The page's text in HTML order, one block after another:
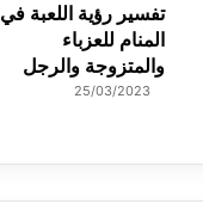
تفسير رؤية اللعبة في
المنام للعزباء
والمتزوجة والرجل
25/03/2023